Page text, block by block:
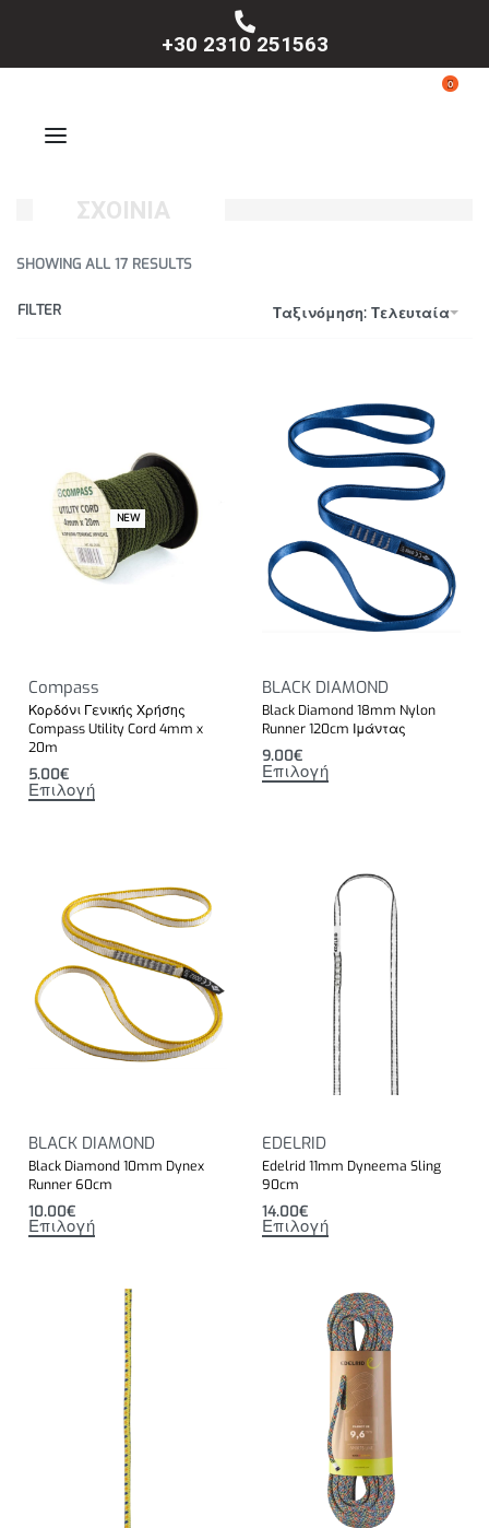
+30 2310 251563
0
ΣΧΟΙΝΙΑ
SHOWING ALL 17 RESULTS
Ταξινόμηση: Τελευταία
FILTER
NEW
Compass
Κορδόνι Γενικής Χρήσης
Compass Utility Cord 4mm x
20m
5.00€
Επιλογή
BLACK DIAMOND
Black Diamond 18mm Nylon
Runner 120cm Ιμάντας
9.00€
Επιλογή
BLACK DIAMOND
Black Diamond 10mm Dynex
Runner 60cm
10.00€
Επιλογή
EDELRID
Edelrid 11mm Dyneema Sling
90cm
14.00€
Επιλογή